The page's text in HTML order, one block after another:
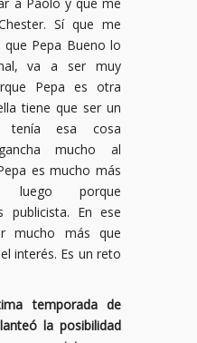
a Paolo y que me
Sí que me
Pepa Bueno lo
va a ser muy
Pepa es otra
tiene que ser un
tenía esa cosa
mucho al
es mucho más
luego porque
publicista. En ese
mucho más que
interés. Es un reto
temporada de
la posibilidad